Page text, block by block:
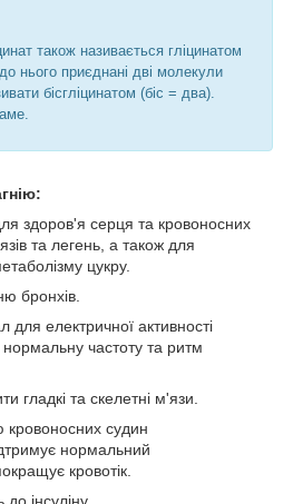
також називається гліцинатом
нього приєднані дві молекули
бісгліцинатом (біс = два).
здоров'я серця та кровоносних
та легень, а також для
цукру.
бронхів.
електричної активності
частоту та ритм
гладкі та скелетні м'язи.
судин
нормальний
кровотік.
до інсуліну.